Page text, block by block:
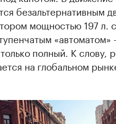
безальтернативным
мощностью 197 л.
полный. К слову,
на глобальном